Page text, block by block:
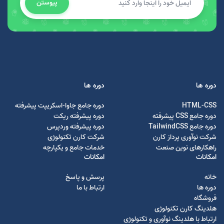
پیوستن
دوره ها
HTML-CSS
دوره جامع CSS پیشرفته
دوره جامع TailwindCSS
شرکت نوآوری پرداز کارن
راهکارهای نوین صنعت
دوره ها
دوره جامع جاوا-اسکریپت پیشرفته
دوره پیشرفته ریکت
دوره پیشرفته وردپرس
شرکت کارن تکنولوژی
خدمات جامع و یکپارچه
امکانات
خانه
دوره ها
فروشگاه
هلدینگ کارن تکنولوژی
ارتباط با هلدینگ نوآوری و تکنولوژی
امکانات
پرسش و پاسخ
ارتباط با ما